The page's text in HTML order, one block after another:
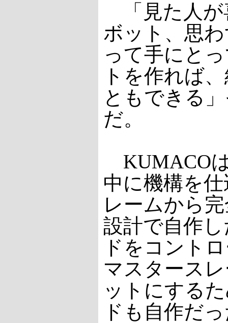
「見た人が
ボット、思
って手にと
トを作れば
ともできる
だ。
KUMACO
中に機構を
レームから
設計で自作
ドをコント
マスタース
ットにする
ドも自作だ